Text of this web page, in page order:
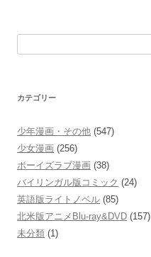
カテゴリー
少年漫画・その他 (547)
少女漫画 (256)
ボーイズラブ漫画 (38)
バイリンガル版コミック (24)
英語版ライトノベル (85)
北米版アニメBlu-ray&DVD (157)
未分類 (1)